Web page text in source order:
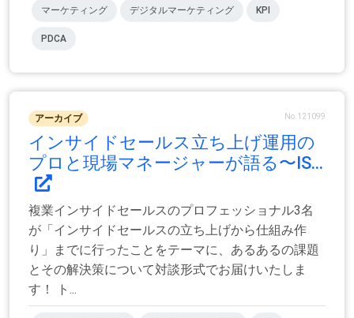
マーケティング デジタルマーケティング KPI
PDCA
アーカイブ No.121099
インサイドセールス立ち上げ運用の
プロと現場マネージャーが語る〜IS...
複業インサイドセールスのプロフェッショナル3名
が「インサイドセールスの立ち上げから仕組み作
り」までに行ったことをテーマに、あるあるの課題
とその解決策について対談形式でお届けいたしま
す！ ト...